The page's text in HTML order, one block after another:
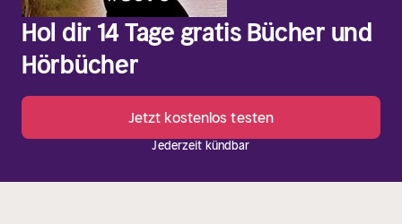
Hol dir 14 Tage gratis Bücher und
Hörbücher
Jetzt kostenlos testen
Jederzeit kündbar